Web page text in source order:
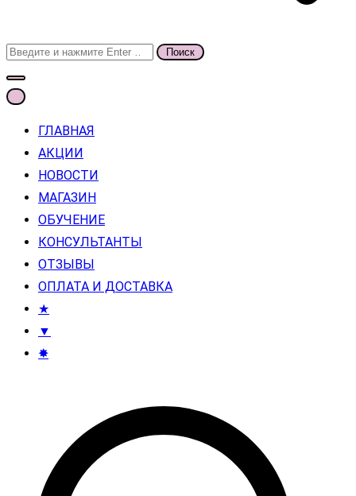
Поиск
для:
ГЛАВНАЯ
АКЦИИ
НОВОСТИ
МАГАЗИН
ОБУЧЕНИЕ
КОНСУЛЬТАНТЫ
ОТЗЫВЫ
ОПЛАТА И ДОСТАВКА
★
▼
✸